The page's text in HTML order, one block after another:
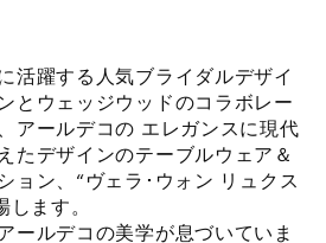
活躍する人気ブライダルデザイ
とウェッジウッドのコラボレー
アールデコの エレガンスに現代
たデザインのテーブルウェア＆
ョン、“ヴェラ･ウォン リュクス
ます。
ールデコの美学が息づいていま